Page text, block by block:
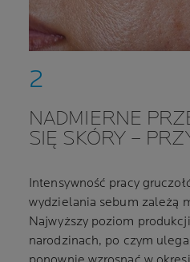
NADMIERNE
SIĘ SKÓRY –
Intensywność pracy
wydzielania sebum zależą
Najwyższy poziom
narodzinach, po czym